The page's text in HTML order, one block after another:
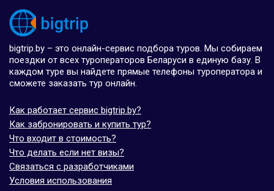
bigtrip.by – это онлайн-сервис подбора туров. Мы собираем
поездки от всех туроператоров Беларуси в единую базу. В
каждом туре вы найдете прямые телефоны туроператора и
сможете заказать тур онлайн.
Как работает сервис bigtrip.by?
Как забронировать и купить тур?
Что входит в стоимость?
Что делать если нет визы?
Связаться с разработчиками
Условия использования